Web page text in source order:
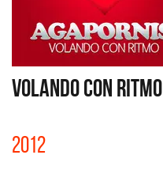
VOLANDO CON RITMO
2012